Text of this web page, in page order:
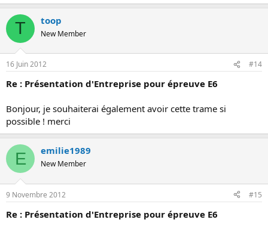
T toop
New Member
16 Juin 2012 #14
Re : Présentation d'Entreprise pour épreuve E6
Bonjour, je souhaiterai également avoir cette trame si
possible ! merci
E emilie1989
New Member
9 Novembre 2012 #15
Re : Présentation d'Entreprise pour épreuve E6